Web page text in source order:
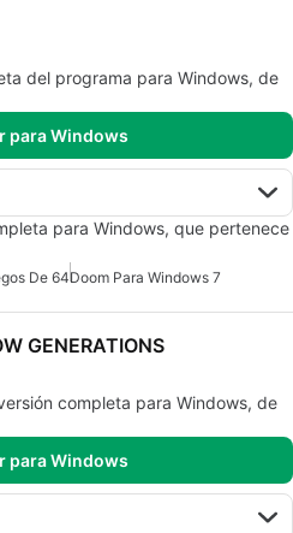
del programa para Windows, de
para Windows
para Windows, que pertenece
De 64Doom Para Windows 7
GENERATIONS
completa para Windows, de
para Windows